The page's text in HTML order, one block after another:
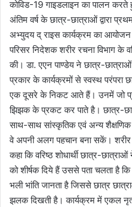
कोविड-19 गाइडलाइन का पालन करते
अंतिम वर्ष के छात्र-छात्राओं द्वारा
अभ्युदय द् राइस कार्यक्रम का आयोजन
परिसर निदेशक शरीर रचना विभाग के
की। डा. एएन पाण्डेय ने छात्र-
प्रकार के कार्यक्रमों से स्वस्थ परंपरा
एक दूसरे के निकट आते हैं। उनमें जो
झिझक के प्रकट कर पाते है। छात्र-
साथ-साथ सांस्कृतिक एवं अन्य शैक्षणिक
वे अपनी अलग पहचान बना सकें। शरीर
कहा कि वरिष्ठ शोधार्थी छात्र-
को शीर्षक दिये हैं उससे पता चलता है
भली भांति जानता है जिससे छात्र
झलक दिखती है। कार्यक्रम में एकल